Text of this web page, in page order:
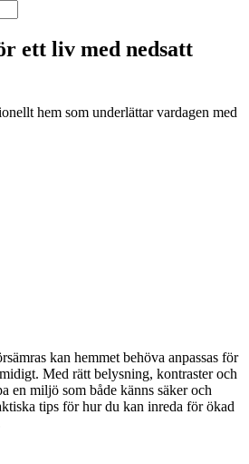
ett liv med nedsatt
hem som underlättar vardagen med
kan hemmet behöva anpassas för
Med rätt belysning, kontraster och
en miljö som både känns säker och
tips för hur du kan inreda för ökad